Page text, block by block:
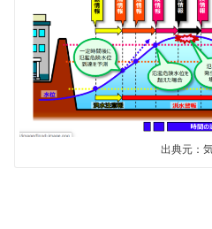
出典元：